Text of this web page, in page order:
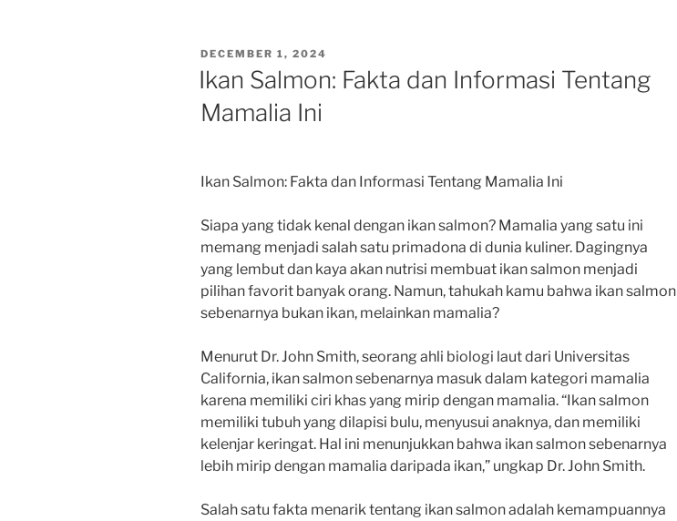
POSTED
ON
DECEMBER 1, 2024
Ikan Salmon: Fakta dan Informasi Tentang
Mamalia Ini
Ikan Salmon: Fakta dan Informasi Tentang Mamalia Ini
Siapa yang tidak kenal dengan ikan salmon? Mamalia yang satu ini
memang menjadi salah satu primadona di dunia kuliner. Dagingnya
yang lembut dan kaya akan nutrisi membuat ikan salmon menjadi
pilihan favorit banyak orang. Namun, tahukah kamu bahwa ikan salmon
sebenarnya bukan ikan, melainkan mamalia?
Menurut Dr. John Smith, seorang ahli biologi laut dari Universitas
California, ikan salmon sebenarnya masuk dalam kategori mamalia
karena memiliki ciri khas yang mirip dengan mamalia. “Ikan salmon
memiliki tubuh yang dilapisi bulu, menyusui anaknya, dan memiliki
kelenjar keringat. Hal ini menunjukkan bahwa ikan salmon sebenarnya
lebih mirip dengan mamalia daripada ikan,” ungkap Dr. John Smith.
Salah satu fakta menarik tentang ikan salmon adalah kemampuannya